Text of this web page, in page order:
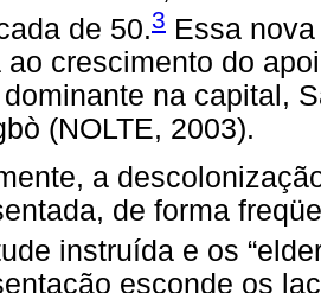
de 50.3 Essa
ao crescimento do
dominante na capital,
(NOLTE, 2003).
a
de forma
instruída e os
esconde os